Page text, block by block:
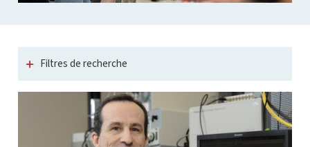
Filtres de recherche